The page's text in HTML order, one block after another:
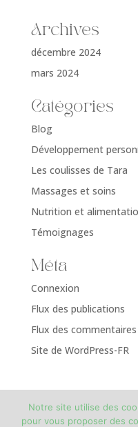
Archives
décembre 2024
mars 2024
Catégories
Blog
Développement
Les coulisses de Tara
Massages et soins
Nutrition et
Témoignages
Méta
Connexion
Flux des publications
Flux des commentaires
Site de WordPress-FR
Notre site utilise des
pour vous proposer des